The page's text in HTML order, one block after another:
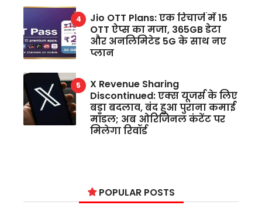
Jio OTT Plans: एक रिचार्ज में 15
OTT ऐप्स का मजा, 365GB डेटा
और अनलिमिटेड 5G के साथ नए
प्लान
X Revenue Sharing
Discontinued: एक्स यूजर्स के लिए
बड़ा बदलाव, बंद हुआ पुराना कमाई
मॉडल; अब ओरिजिनल कंटेंट पर
मिलेगा रिवॉर्ड
POPULAR POSTS